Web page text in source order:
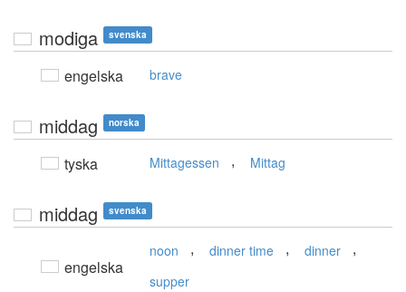
modiga svenska
engelska brave
middag norska
tyska Mittagessen , Mittag
middag svenska
engelska
noon , dinner time , dinner ,
supper